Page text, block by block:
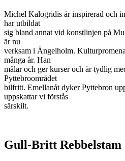
Michel Kalogridis är inspirerad och
har utbildat
sig bland annat vid konstlinjen på
är nu
verksam i Ängelholm.
många år. Han
målar och ger kurser och är tydlig
Pyttebroområdet
bilfritt. Emellanåt dyker Pyttebron
uppskattar vi förstås
särskilt.
Gull-Britt Rebbelstam